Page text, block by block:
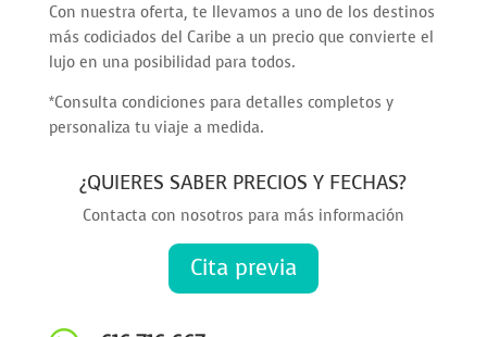
Con nuestra oferta, te llevamos a uno de los destinos
más codiciados del Caribe a un precio que convierte el
lujo en una posibilidad para todos.
*Consulta condiciones para detalles completos y
personaliza tu viaje a medida.
¿QUIERES SABER PRECIOS Y FECHAS?
Contacta con nosotros para más información
Cita previa